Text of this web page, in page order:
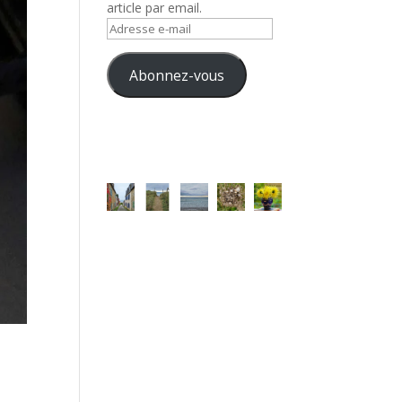
article par email.
Adresse
mail Abonnez-vous